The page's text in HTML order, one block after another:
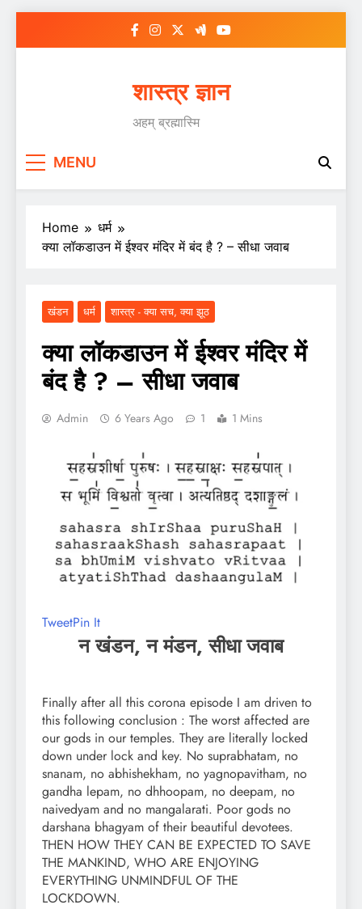
शास्त्र ज्ञान
अहम् ब्रह्मास्मि
MENU
Home
धर्म
क्या लॉकडाउन में ईश्वर मंदिर में बंद है ? – सीधा जवाब
खंडन धर्म शास्त्र - क्या सच, क्या झूठ
क्या लॉकडाउन में ईश्वर मंदिर में
बंद है ? – सीधा जवाब
Admin 6 Years Ago 1 1 Mins
TweetPin It
न खंडन, न मंडन, सीधा जवाब
Finally after all this corona episode I am driven to
this following conclusion : The worst affected are
our gods in our temples. They are literally locked
down under lock and key. No suprabhatam, no
snanam, no abhishekham, no yagnopavitham, no
gandha lepam, no dhhoopam, no deepam, no
naivedyam and no mangalarati. Poor gods no
darshana bhagyam of their beautiful devotees.
THEN HOW THEY CAN BE EXPECTED TO SAVE
THE MANKIND, WHO ARE ENJOYING
EVERYTHING UNMINDFUL OF THE
LOCKDOWN.